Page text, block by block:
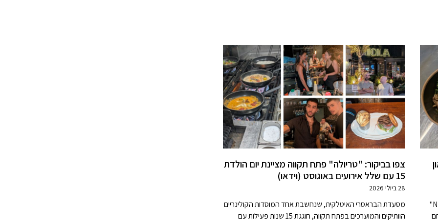
רשת האוכל האסייתי, שעליה דיווחנו כאן ב"פתח תקווה NEWS"
צפו בביקור: "טריולה" פתח תקווה מציינת יום הולדת
15 עם שלל אירועים באוגוסט (וידאו)
28 ביולי 2026
מסעדת הבראסרי האיטלקית, שנחשבת אחד המוסדות הקולינריים
הוותיקים והמוערכים בפתח תקווה, חוגגת 15 שנות פעילות עם